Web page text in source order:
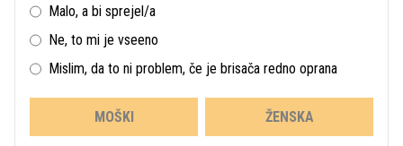
Malo, a bi sprejel/a
Ne, to mi je vseeno
Mislim, da to ni problem, če je brisača redno oprana
MOŠKI ŽENSKA